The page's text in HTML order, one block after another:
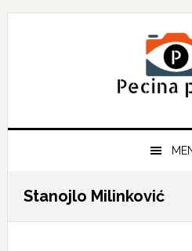
Skip
Skip
Skip
Stanojlo Milinković